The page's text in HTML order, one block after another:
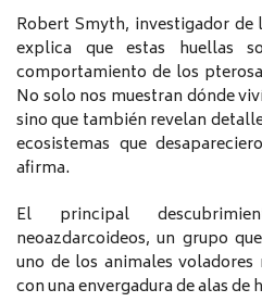
Robert Smyth, investigador de
explica que estas huellas
comportamiento de los
No solo nos muestran dónde
sino que también revelan
ecosistemas que
afirma.
El principal
neoazdarcoideos, un grupo
uno de los animales
con una envergadura de alas de